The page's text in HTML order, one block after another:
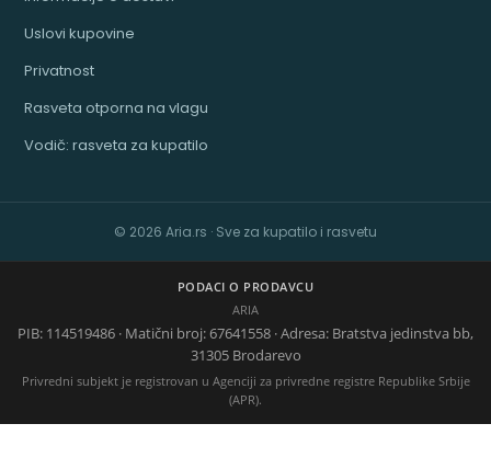
Uslovi kupovine
Privatnost
Rasveta otporna na vlagu
Vodič: rasveta za kupatilo
© 2026 Aria.rs · Sve za kupatilo i rasvetu
PODACI O PRODAVCU
ARIA
PIB: 114519486 · Matični broj: 67641558 · Adresa: Bratstva jedinstva bb,
31305 Brodarevo
Privredni subjekt je registrovan u Agenciji za privredne registre Republike Srbije
(APR).